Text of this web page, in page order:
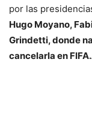
por las
Hugo Moyano,
Grindetti, donde
cancelarla en